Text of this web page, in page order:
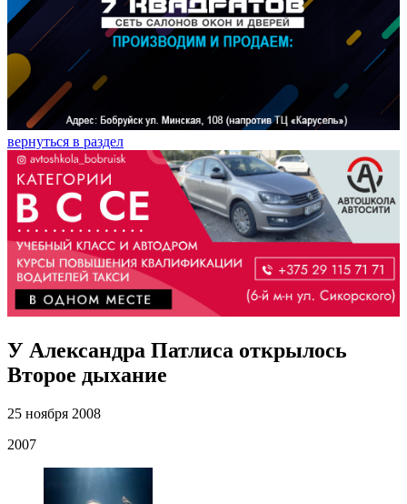
вернуться в раздел
У Александра Патлиса открылось
Второе дыхание
25 ноября 2008
2007